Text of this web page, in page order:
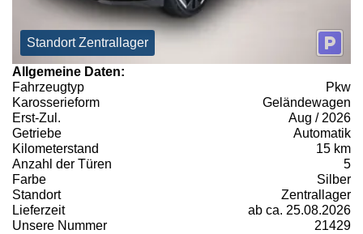
Standort Zentrallager
Allgemeine Daten:
Fahrzeugtyp
Pkw
Karosserieform
Geländewagen
Erst-Zul.
Aug / 2026
Getriebe
Automatik
Kilometerstand
15 km
Anzahl der Türen
5
Farbe
Silber
Standort
Zentrallager
Lieferzeit
ab ca. 25.08.2026
Unsere Nummer
21429